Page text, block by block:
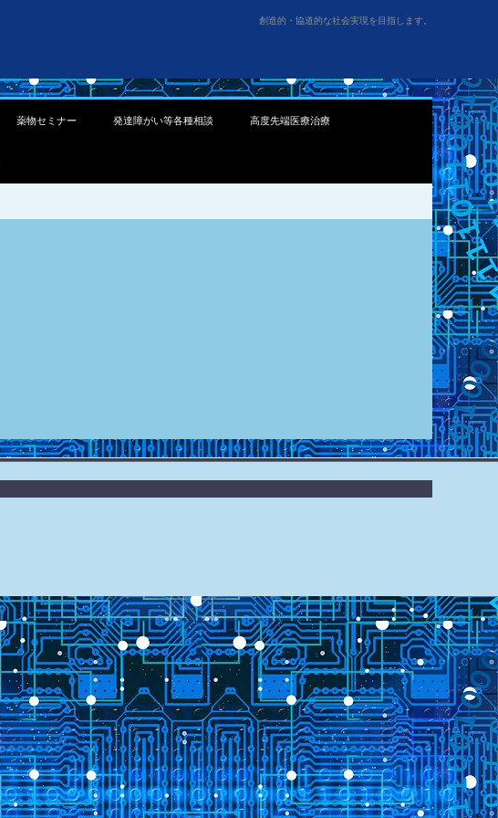
創造的・協道的な社会実現を目指します。
薬物セミナー 発達障がい等各種相談 高度先端医療治療